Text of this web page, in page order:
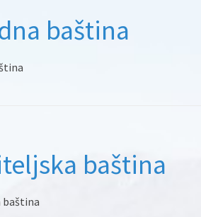
baština
baština
baština